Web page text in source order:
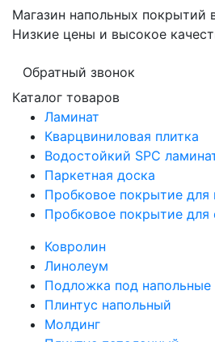
Магазин напольных покрытий
Низкие цены и высокое
Обратный звонок
Каталог товаров
Ламинат
Кварцвиниловая плитка
Водостойкий SPC
Паркетная доска
Пробковое покрытие для
Пробковое покрытие для
Ковролин
Линолеум
Подложка под напольные
Плинтус напольный
Молдинг